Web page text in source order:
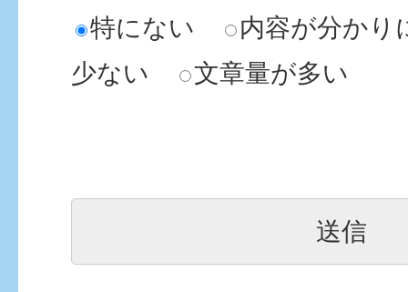
特にない
内容が分かり
少ない
文章量が多い